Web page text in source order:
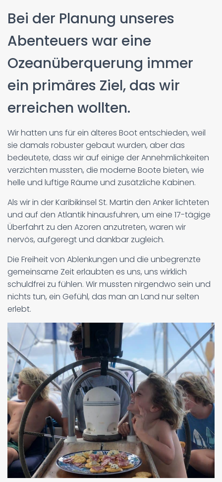
Bei der Planung unseres
Abenteuers war eine
Ozeanüberquerung immer
ein primäres Ziel, das wir
erreichen wollten.
Wir hatten uns für ein älteres Boot entschieden, weil
sie damals robuster gebaut wurden, aber das
bedeutete, dass wir auf einige der Annehmlichkeiten
verzichten mussten, die moderne Boote bieten, wie
helle und luftige Räume und zusätzliche Kabinen.
Als wir in der Karibikinsel St. Martin den Anker lichteten
und auf den Atlantik hinausfuhren, um eine 17-tägige
Überfahrt zu den Azoren anzutreten, waren wir
nervös, aufgeregt und dankbar zugleich.
Die Freiheit von Ablenkungen und die unbegrenzte
gemeinsame Zeit erlaubten es uns, uns wirklich
schuldfrei zu fühlen. Wir mussten nirgendwo sein und
nichts tun, ein Gefühl, das man an Land nur selten
erlebt.